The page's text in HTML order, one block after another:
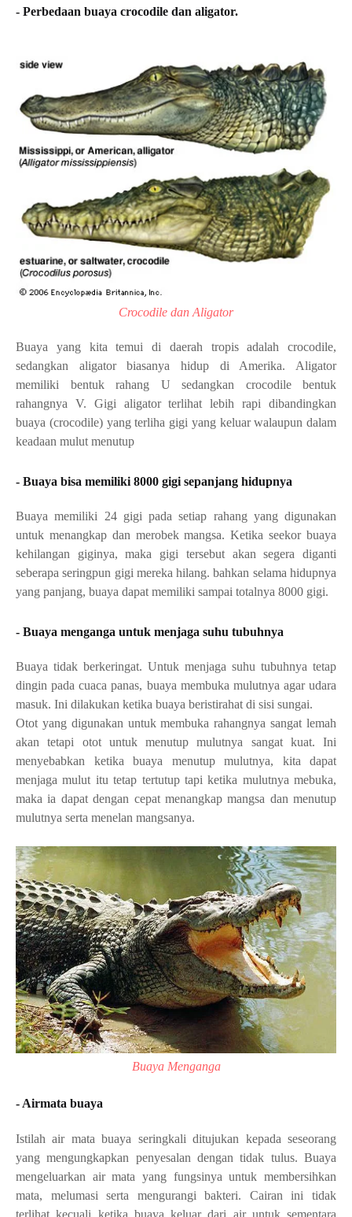
- Perbedaan buaya crocodile dan aligator.
Crocodile dan Aligator
Buaya yang kita temui di daerah tropis adalah crocodile,
sedangkan aligator biasanya hidup di Amerika. Aligator
memiliki bentuk rahang U sedangkan crocodile bentuk
rahangnya V. Gigi aligator terlihat lebih rapi dibandingkan
buaya (crocodile) yang terliha gigi yang keluar walaupun dalam
keadaan mulut menutup
- Buaya bisa memiliki 8000 gigi sepanjang hidupnya
Buaya memiliki 24 gigi pada setiap rahang yang digunakan
untuk menangkap dan merobek mangsa. Ketika seekor buaya
kehilangan giginya, maka gigi tersebut akan segera diganti
seberapa seringpun gigi mereka hilang. bahkan selama hidupnya
yang panjang, buaya dapat memiliki sampai totalnya 8000 gigi.
- Buaya menganga untuk menjaga suhu tubuhnya
Buaya tidak berkeringat. Untuk menjaga suhu tubuhnya tetap
dingin pada cuaca panas, buaya membuka mulutnya agar udara
masuk. Ini dilakukan ketika buaya beristirahat di sisi sungai.
Otot yang digunakan untuk membuka rahangnya sangat lemah
akan tetapi otot untuk menutup mulutnya sangat kuat. Ini
menyebabkan ketika buaya menutup mulutnya, kita dapat
menjaga mulut itu tetap tertutup tapi ketika mulutnya mebuka,
maka ia dapat dengan cepat menangkap mangsa dan menutup
mulutnya serta menelan mangsanya.
Buaya Menganga
- Airmata buaya
Istilah air mata buaya seringkali ditujukan kepada seseorang
yang mengungkapkan penyesalan dengan tidak tulus. Buaya
mengeluarkan air mata yang fungsinya untuk membersihkan
mata, melumasi serta mengurangi bakteri. Cairan ini tidak